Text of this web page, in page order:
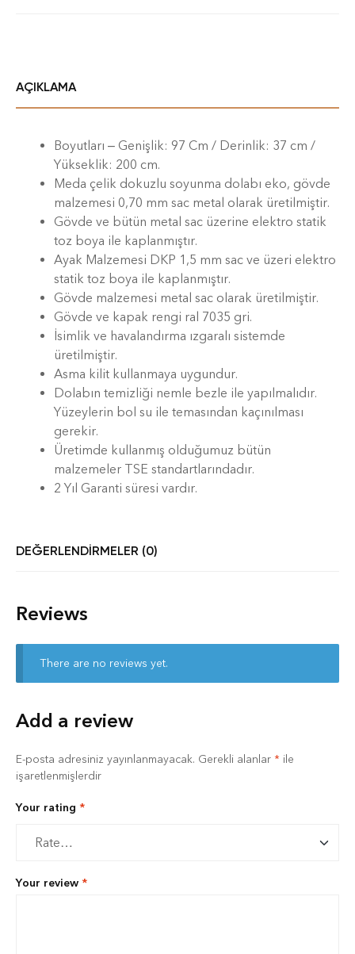
AÇIKLAMA
Boyutları – Genişlik: 97 Cm / Derinlik: 37 cm /
Yükseklik: 200 cm.
Meda çelik dokuzlu soyunma dolabı eko, gövde
malzemesi 0,70 mm sac metal olarak üretilmiştir.
Gövde ve bütün metal sac üzerine elektro statik
toz boya ile kaplanmıştır.
Ayak Malzemesi DKP 1,5 mm sac ve üzeri elektro
statik toz boya ile kaplanmıştır.
Gövde malzemesi metal sac olarak üretilmiştir.
Gövde ve kapak rengi ral 7035 gri.
İsimlik ve havalandırma ızgaralı sistemde
üretilmiştir.
Asma kilit kullanmaya uygundur.
Dolabın temizliği nemle bezle ile yapılmalıdır.
Yüzeylerin bol su ile temasından kaçınılması
gerekir.
Üretimde kullanmış olduğumuz bütün
malzemeler TSE standartlarındadır.
2 Yıl Garanti süresi vardır.
DEĞERLENDIRMELER (0)
Reviews
There are no reviews yet.
Add a review
E-posta adresiniz yayınlanmayacak. Gerekli alanlar * ile
işaretlenmişlerdir
Your rating *
Your review *